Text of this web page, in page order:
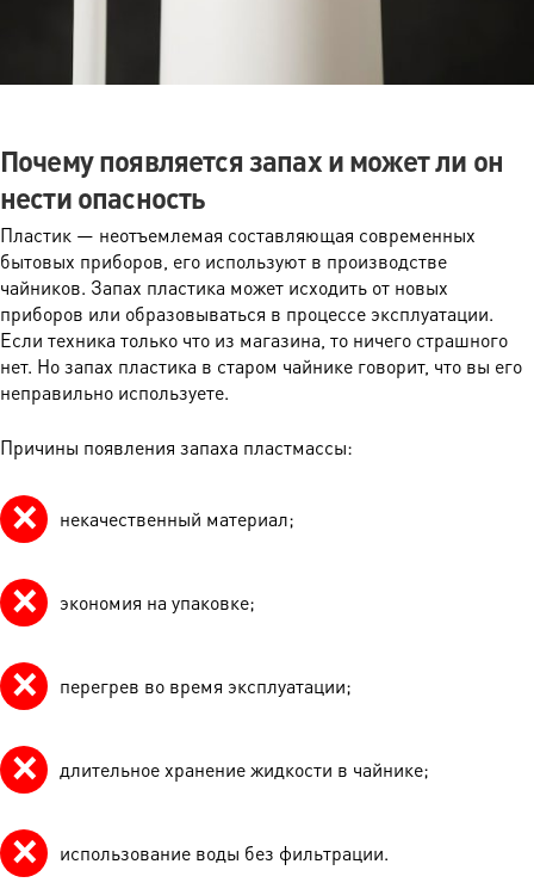
Почему появляется запах и может ли он
нести опасность
Пластик — неотъемлемая составляющая современных
бытовых приборов, его используют в производстве
чайников. Запах пластика может исходить от новых
приборов или образовываться в процессе эксплуатации.
Если техника только что из магазина, то ничего страшного
нет. Но запах пластика в старом чайнике говорит, что вы его
неправильно используете.
Причины появления запаха пластмассы:
некачественный материал;
экономия на упаковке;
перегрев во время эксплуатации;
длительное хранение жидкости в чайнике;
использование воды без фильтрации.